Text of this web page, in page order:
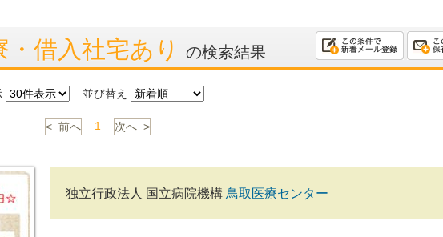
・借入社宅あり の検索結果
並び替え
< 前へ 1 次へ >
独立行政法人 国立病院機構 鳥取医療センター